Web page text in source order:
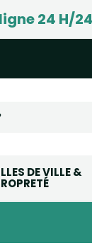
24 H/
DE VILLE &